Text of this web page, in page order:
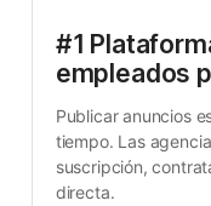
#1
empleados
Publicar anuncios
tiempo. Las
suscripción,
directa.